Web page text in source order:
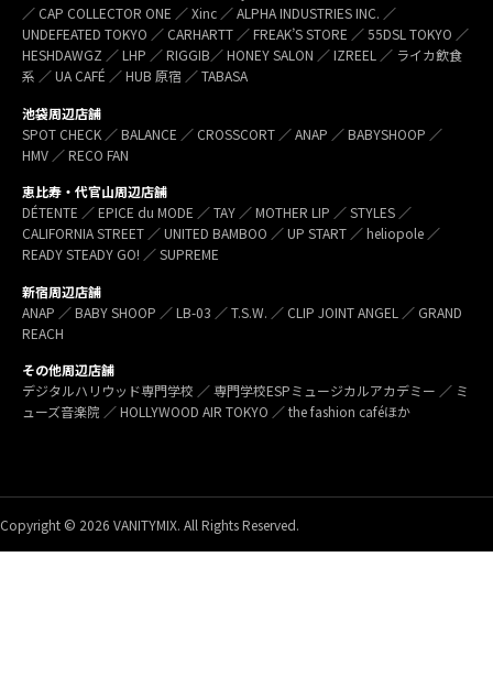
／ CAP COLLECTOR ONE ／ Xinc ／ ALPHA INDUSTRIES INC. ／
UNDEFEATED TOKYO ／ CARHARTT ／ FREAK’S STORE ／ 55DSL TOKYO ／
HESHDAWGZ ／ LHP ／ RIGGIB／ HONEY SALON ／ IZREEL ／ ライカ飲食
系 ／ UA CAFÉ ／ HUB 原宿 ／ TABASA
池袋周辺店舗
SPOT CHECK ／ BALANCE ／ CROSSCORT ／ ANAP ／ BABYSHOOP ／
HMV ／ RECO FAN
恵比寿・代官山周辺店舗
DÉTENTE ／ EPICE du MODE ／ TAY ／ MOTHER LIP ／ STYLES ／
CALIFORNIA STREET ／ UNITED BAMBOO ／ UP START ／ heliopole ／
READY STEADY GO! ／ SUPREME
新宿周辺店舗
ANAP ／ BABY SHOOP ／ LB-03 ／ T.S.W. ／ CLIP JOINT ANGEL ／ GRAND
REACH
その他周辺店舗
デジタルハリウッド専門学校 ／ 専門学校ESPミュージカルアカデミー ／ ミ
ューズ音楽院 ／ HOLLYWOOD AIR TOKYO ／ the fashion caféほか
Copyright © 2026 VANITYMIX. All Rights Reserved.